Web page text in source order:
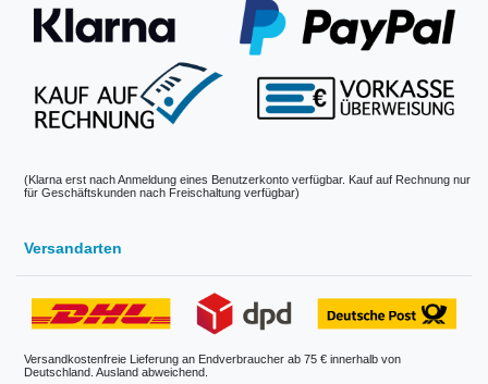
(Klarna erst nach Anmeldung eines Benutzerkonto verfügbar. Kauf auf Rechnung nur
für Geschäftskunden nach Freischaltung verfügbar)
Versandarten
Versandkostenfreie Lieferung an Endverbraucher ab 75 € innerhalb von
Deutschland. Ausland abweichend.